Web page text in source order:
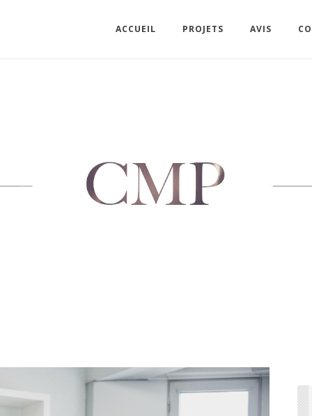
ACCUEIL PROJETS AVIS